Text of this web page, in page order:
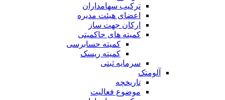
ترکیب سهامداران
اعضای هیئت مدیره
ارکان جهت ساز
کمیته های حاکمیتی
کمیته حسابرسی
کمیته ریسک
سرمایه ثبتی
آلومتک
تاریخچه
موضوع فعالیت